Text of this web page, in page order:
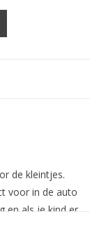
de kleintjes.
voor in de auto
en als je kind er